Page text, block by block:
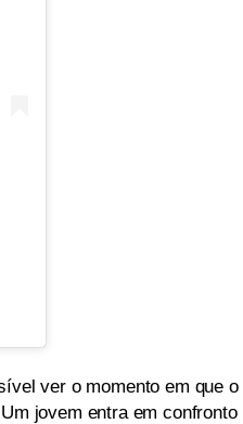
ver o momento em que o
jovem entra em confronto